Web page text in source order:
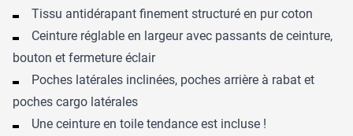
Tissu antidérapant finement structuré en pur coton
Ceinture réglable en largeur avec passants de ceinture,
bouton et fermeture éclair
Poches latérales inclinées, poches arrière à rabat et
poches cargo latérales
Une ceinture en toile tendance est incluse !